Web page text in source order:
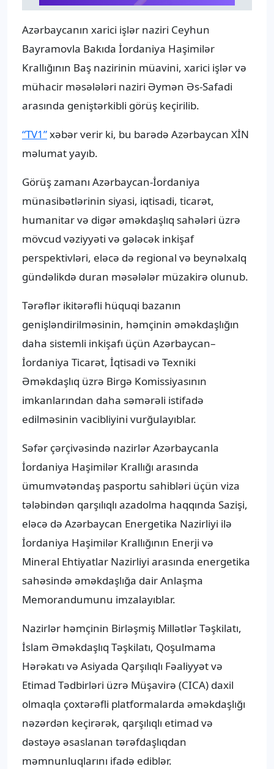
Azərbaycanın xarici işlər naziri Ceyhun
Bayramovla Bakıda İordaniya Haşimilər
Krallığının Baş nazirinin müavini, xarici işlər və
mühacir məsələləri naziri Əymən Əs-Safadi
arasında geniştərkibli görüş keçirilib.
“TV1”xəbər verir ki, bu barədə Azərbaycan XİN
məlumat yayıb.
Görüş zamanı Azərbaycan-İordaniya
münasibətlərinin siyasi, iqtisadi, ticarət,
humanitar və digər əməkdaşlıq sahələri üzrə
mövcud vəziyyəti və gələcək inkişaf
perspektivləri, eləcə də regional və beynəlxalq
gündəlikdə duran məsələlər müzakirə olunub.
Tərəflər ikitərəfli hüquqi bazanın
genişləndirilməsinin, həmçinin əməkdaşlığın
daha sistemli inkişafı üçün Azərbaycan–
İordaniya Ticarət, İqtisadi və Texniki
Əməkdaşlıq üzrə Birgə Komissiyasının
imkanlarından daha səmərəli istifadə
edilməsinin vacibliyini vurğulayıblar.
Səfər çərçivəsində nazirlər Azərbaycanla
İordaniya Haşimilər Krallığı arasında
ümumvətəndaş pasportu sahibləri üçün viza
tələbindən qarşılıqlı azadolma haqqında Sazişi,
eləcə də Azərbaycan Energetika Nazirliyi ilə
İordaniya Haşimilər Krallığının Enerji və
Mineral Ehtiyatlar Nazirliyi arasında energetika
sahəsində əməkdaşlığa dair Anlaşma
Memorandumunu imzalayıblar.
Nazirlər həmçinin Birləşmiş Millətlər Təşkilatı,
İslam Əməkdaşlıq Təşkilatı, Qoşulmama
Hərəkatı və Asiyada Qarşılıqlı Fəaliyyət və
Etimad Tədbirləri üzrə Müşavirə (CICA) daxil
olmaqla çoxtərəfli platformalarda əməkdaşlığı
nəzərdən keçirərək, qarşılıqlı etimad və
dəstəyə əsaslanan tərəfdaşlıqdan
məmnunluqlarını ifadə ediblər.